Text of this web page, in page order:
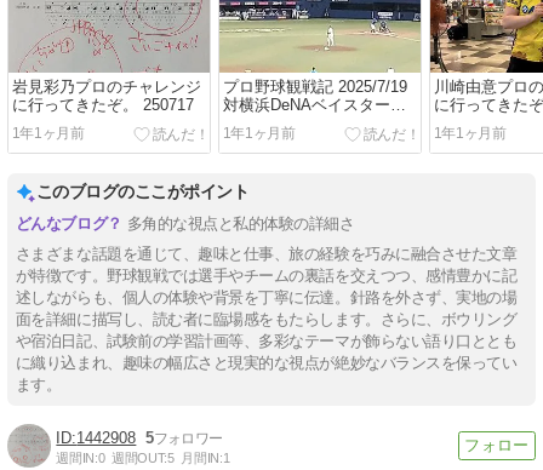
岩見彩乃プロのチャレンジ
に行ってきたぞ。 250717
1年1ヶ月前
プロ野球観戦記 2025/7/19
対横浜DeNAベイスターズ
〇７-２
1年1ヶ月前
川崎由意プロ
に行ってきた
1年1ヶ月前
このブログのここがポイント
多角的な視点と私的体験の詳細さ
さまざまな話題を通じて、趣味と仕事、旅の経験を巧みに融合させた文章
が特徴です。野球観戦では選手やチームの裏話を交えつつ、感情豊かに記
述しながらも、個人の体験や背景を丁寧に伝達。針路を外さず、実地の場
面を詳細に描写し、読む者に臨場感をもたらします。さらに、ボウリング
や宿泊日記、試験前の学習計画等、多彩なテーマが飾らない語り口ととも
に織り込まれ、趣味の幅広さと現実的な視点が絶妙なバランスを保ってい
ます。
1442908 5
週間IN:0 週間OUT:5 月間IN:1